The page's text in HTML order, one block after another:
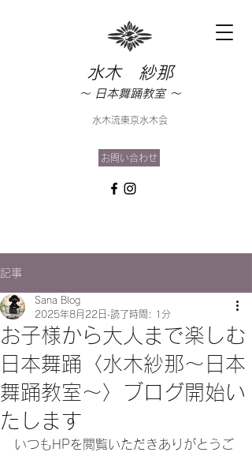
水木 紗那
​〜 日本舞踊教室 〜
水木流東京水木会
お問い合わせ
記事
お子様から大人まで楽しむ
日本舞踊〈水木紗那〜日本
舞踊教室〜〉ブログ開始い
たします
Sana Blog
2025年8月22日 読了時間: 1分
いつもHPを閲覧いただきありがとうご